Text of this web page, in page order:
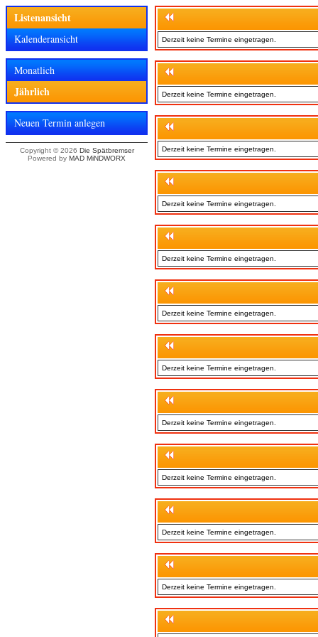
Listenansicht
Kalenderansicht
Monatlich
Jährlich
Neuen Termin anlegen
Copyright © 2026 Die Spätbremser
Powered by MAD MiNDWORX
Derzeit keine Termine eingetragen.
Derzeit keine Termine eingetragen.
Derzeit keine Termine eingetragen.
Derzeit keine Termine eingetragen.
Derzeit keine Termine eingetragen.
Derzeit keine Termine eingetragen.
Derzeit keine Termine eingetragen.
Derzeit keine Termine eingetragen.
Derzeit keine Termine eingetragen.
Derzeit keine Termine eingetragen.
Derzeit keine Termine eingetragen.